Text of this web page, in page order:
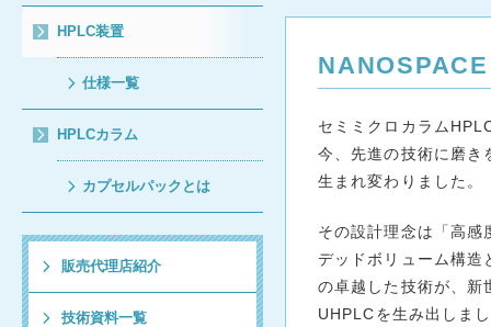
NANOSPACE
セミミクロカラム
今、先進の技術に磨き
生まれ変わりました。
その設計理念は「高感
デッドボリューム構造
の卓越した技術が、新
UHPLCを生み出しま
HPLC装置
仕様一覧
HPLCカラム
カプセルパックとは
販売代理店紹介
技術資料一覧